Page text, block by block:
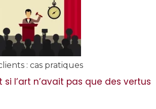
: cas pratiques
si l’art n’avait pas que des vertus